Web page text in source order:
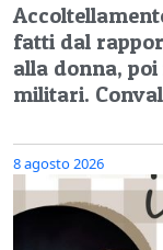
fatti dal
alla donna,
militari.
8 agosto 2026